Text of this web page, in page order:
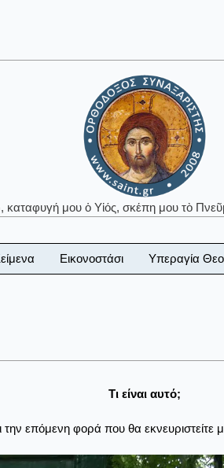
μου ὁ Υἱός, σκέπη μου τὸ
Εικονοστάσι Υπεραγία
Τι είναι αυτό;
την επόμενη φορά που θα εκνευριστείτε